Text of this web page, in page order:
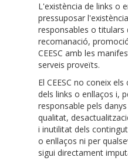
L'existència de links o
pressuposar
responsables o titulars
recomanació,
CEESC amb les
serveis proveïts.
El CEESC no coneix
dels links o enllaços i,
responsable pels
qualitat,
i inutilitat dels
o enllaços ni per
sigui directament